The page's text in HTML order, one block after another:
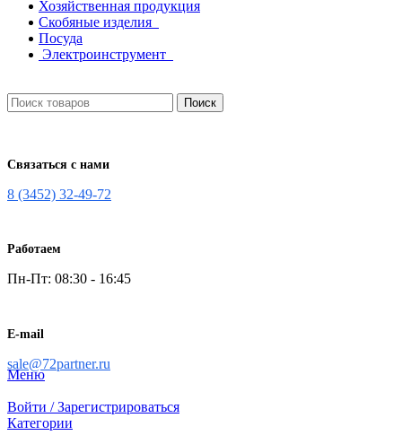
Хозяйственная продукция
Скобяные изделия
Посуда
Электроинструмент
Поиск
Связаться с нами
8 (3452) 32-49-72
Работаем
Пн-Пт: 08:30 - 16:45
E-mail
sale@72partner.ru
Меню
Войти / Зарегистрироваться
Категории